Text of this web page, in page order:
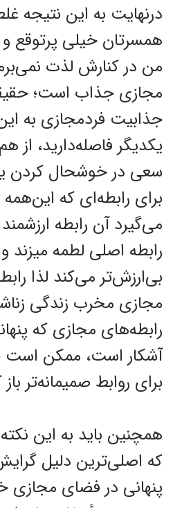
درنهایت به این نتیجه
همسرتان خیلی پرتوقع و
من در کنارش لذت
مجازی جذاب است؛
جذابیت فردمجازی به
یکدیگر فاصله‌دارید، از
سعی در خوشحال کردن
برای رابطه‌ای که
می‌گیرد آن رابطه
رابطه اصلی لطمه میزند و
بی‌ارزش‌تر می‌کند لذا
مجازی مخرب زندگی
رابطه‌های مجازی که
آشکار است، ممکن است
برای روابط صمیمانه‌تر
همچنین باید به این
که اصلی‌ترین دلیل
پنهانی در فضای مجازی